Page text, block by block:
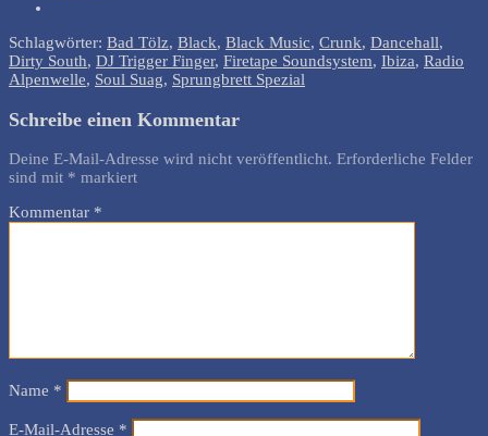
Schlagwörter: Bad Tölz, Black, Black Music, Crunk, Dancehall,
Dirty South, DJ Trigger Finger, Firetape Soundsystem, Ibiza, Radio
Alpenwelle, Soul Suag, Sprungbrett Spezial
Schreibe einen Kommentar
Deine E-Mail-Adresse wird nicht veröffentlicht. Erforderliche Felder
sind mit * markiert
Kommentar *
Name *
E-Mail-Adresse *